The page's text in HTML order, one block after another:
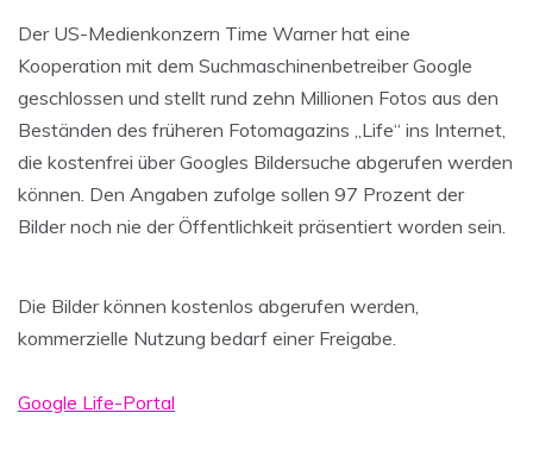
Der US-Medienkonzern Time Warner hat eine
Kooperation mit dem Suchmaschinenbetreiber Google
geschlossen und stellt rund zehn Millionen Fotos aus den
Beständen des früheren Fotomagazins „Life“ ins Internet,
die kostenfrei über Googles Bildersuche abgerufen werden
können. Den Angaben zufolge sollen 97 Prozent der
Bilder noch nie der Öffentlichkeit präsentiert worden sein.
Die Bilder können kostenlos abgerufen werden,
kommerzielle Nutzung bedarf einer Freigabe.
Google Life-Portal